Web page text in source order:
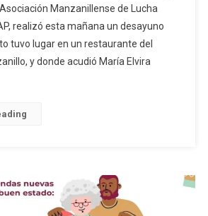
Manzanillense de Lucha
realizó esta mañana un desayuno
tuvo lugar en un restaurante del
y donde acudió María Elvira